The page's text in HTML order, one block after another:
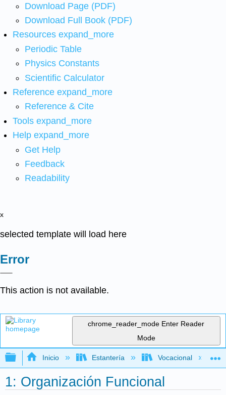
Download Page (PDF)
Download Full Book (PDF)
Resources expand_more
Periodic Table
Physics Constants
Scientific Calculator
Reference expand_more
Reference & Cite
Tools expand_more
Help expand_more
Get Help
Feedback
Readability
x
selected template will load here
Error
This action is not available.
chrome_reader_mode Enter Reader
Mode
Expandir/contraer jerarquía global
Inicio Estantería Vocacional
1: Organización Funcional